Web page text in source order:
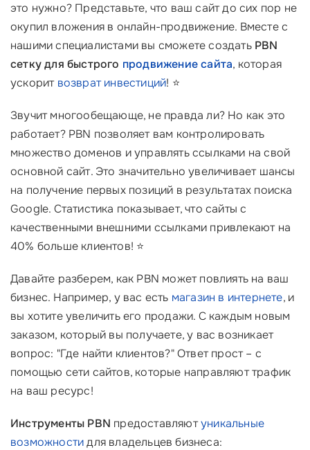
это нужно? Представьте, что ваш сайт до сих пор не
окупил вложения в онлайн-продвижение. Вместе с
нашими специалистами вы сможете создать PBN
сетку для быстрого продвижение сайта, которая
ускорит возврат инвестиций! ⭐
Звучит многообещающе, не правда ли? Но как это
работает? PBN позволяет вам контролировать
множество доменов и управлять ссылками на свой
основной сайт. Это значительно увеличивает шансы
на получение первых позиций в результатах поиска
Google. Статистика показывает, что сайты с
качественными внешними ссылками привлекают на
40% больше клиентов! ⭐
Давайте разберем, как PBN может повлиять на ваш
бизнес. Например, у вас есть магазин в интернете, и
вы хотите увеличить его продажи. С каждым новым
заказом, который вы получаете, у вас возникает
вопрос: "Где найти клиентов?" Ответ прост – с
помощью сети сайтов, которые направляют трафик
на ваш ресурс!
Инструменты PBN предоставляютуникальные
возможностидля владельцев бизнеса: